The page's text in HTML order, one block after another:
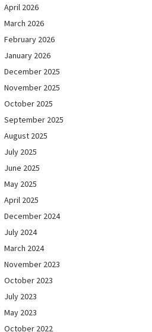
April 2026
March 2026
February 2026
January 2026
December 2025
November 2025
October 2025
September 2025
August 2025
July 2025
June 2025
May 2025
April 2025
December 2024
July 2024
March 2024
November 2023
October 2023
July 2023
May 2023
October 2022